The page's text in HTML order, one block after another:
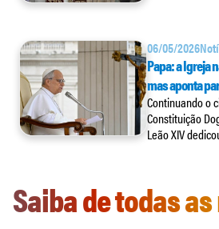
06/05/2026
Papa: a Igreja
mas aponta
Continuando o
Constituição
Leão XIV
Saiba de todas